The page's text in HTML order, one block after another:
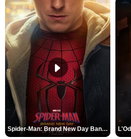
Spider-Man: Brand New Day Bande-annonce VO STFR